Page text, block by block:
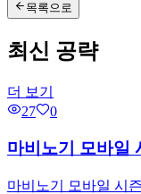
목록으로
최신 공략
더 보기
27
0
마비노기 모바일
마비노기 모바일 시